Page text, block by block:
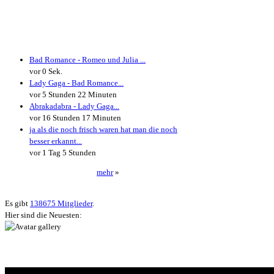
Bad Romance - Romeo und Julia ...
vor 0 Sek.
Lady Gaga - Bad Romance...
vor 5 Stunden 22 Minuten
Abrakadabra - Lady Gaga...
vor 16 Stunden 17 Minuten
ja als die noch frisch waren hat man die noch
besser erkannt...
vor 1 Tag 5 Stunden
mehr»
Es gibt 138675 Mitglieder.
Hier sind die Neuesten: